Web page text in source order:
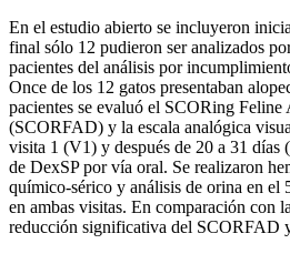
En el estudio abierto se incluyeron
final sólo 12 pudieron ser analizados
pacientes del análisis por
Once de los 12 gatos presentaban
pacientes se evaluó el SCORing
(SCORFAD) y la escala analógica
visita 1 (V1) y después de 20 a 31
de DexSP por vía oral. Se realizaron
químico-sérico y análisis de orina en el
en ambas visitas. En comparación con
reducción significativa del SCORFAD